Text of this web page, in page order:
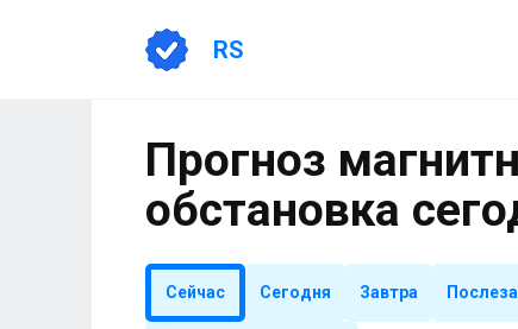
RS
Прогноз
обстановка
Сейчас Сегодня Завтра